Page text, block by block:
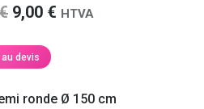
Le
initial
10,00 €.
9,00 € Le
9,00 €.
HTVA
devis
ronde Ø 150 cm